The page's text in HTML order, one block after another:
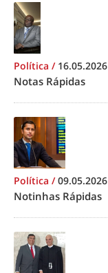
Política / 16.05.2026
Notas Rápidas
Política /09.05.2026
Notinhas Rápidas